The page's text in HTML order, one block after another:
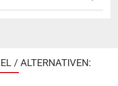
/ ALTERNATIVEN: